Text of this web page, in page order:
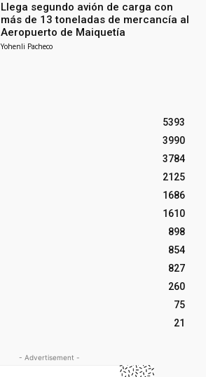
Llega segundo avión de carga con
más de 13 toneladas de mercancía al
Aeropuerto de Maiquetía
Yohenli Pacheco
5393
3990
3784
2125
1686
1610
898
854
827
260
75
21
- Advertisement -